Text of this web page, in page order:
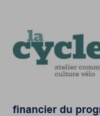
financier du